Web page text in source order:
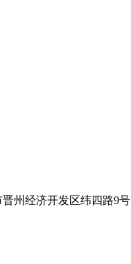
州经济开发区纬四路9号